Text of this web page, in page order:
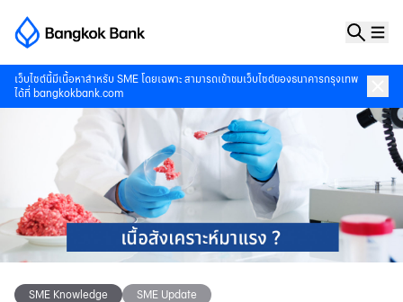
เว็บไซต์นี้มีเนื้อหาสำหรับ SME โดยเฉพาะ สามารถเข้าชมเว็บไซต์ของธนาคารกรุงเทพ
ได้ที่ bangkokbank.com
SME Knowledge SME Update